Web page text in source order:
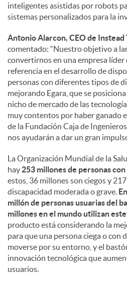
inteligentes asistidas por robots
sistemas personalizados para la
Antonio Alarcon, CEO de Instead
comentado: “Nuestro objetivo a
convertirnos en una empresa líder
referencia en el desarrollo de
personas con diferentes tipos de
mejorando Egara, que se
nicho de mercado de las
muy contentos por haber ganado
de la Fundación Caja de
nos ayudarán a dar un gran
La Organización Mundial de la
hay 253 millones de personas
estos, 36 millones son ciegos y
discapacidad moderada o grave.
millón de personas usuarias del
millones en el mundo utilizan
producto está considerando la
para que una persona ciega o con
moverse por su entorno, y el
innovación tecnológica que
usuarios.